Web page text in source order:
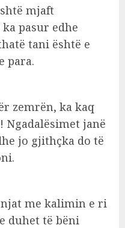
mjaft
pasur edhe
tani është e
para.
zemrën, ka kaq
Ngadalësimet janë
jo gjithçka do të
me kalimin e ri
duhet të bëni